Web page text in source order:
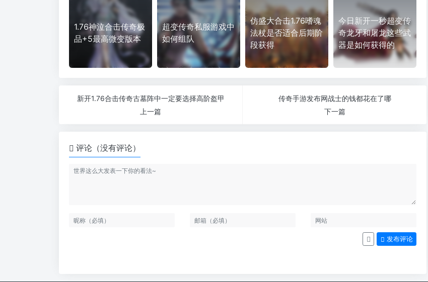
1.76神泣合击传奇极
品+5最高微变版本
超变传奇私服游戏中
如何组队
仿盛大合击1.76嗜魂
法杖是否适合后期阶
段获得
今日新开一秒超变传
奇龙牙和屠龙这些武
器是如何获得的
新开1.76合击传奇古墓阵中一定要选择高阶盔甲
上一篇
传奇手游发布网战士的钱都花在了哪
下一篇
评论（没有评论）
发布评论